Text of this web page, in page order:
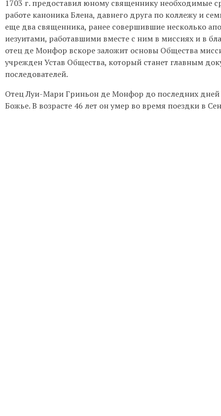
1703 г. предоставил юному священнику необходимые
работе каноника Блена, давнего друга по коллежу и
еще два священника, ранее совершившие несколько
иезуитами, работавшими вместе с ним в миссиях и в
отец де Монфор вскоре заложит основы Общества
учрежден Устав Общества, который станет главным
последователей.
Отец Луи-Мари Гриньон де Монфор до последних
Божье. В возрасте 46 лет он умер во время поездки в